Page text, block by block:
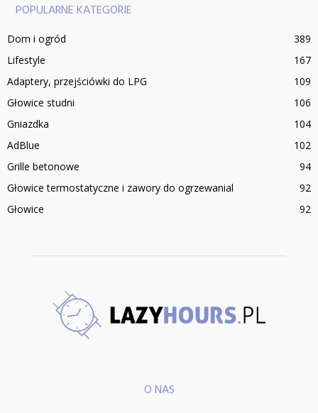
POPULARNE KATEGORIE
Dom i ogród
389
Lifestyle
167
Adaptery, przejściówki do LPG
109
Głowice studni
106
Gniazdka
104
AdBlue
102
Grille betonowe
94
Głowice termostatyczne i zawory do ogrzewanial
92
Głowice
92
O NAS